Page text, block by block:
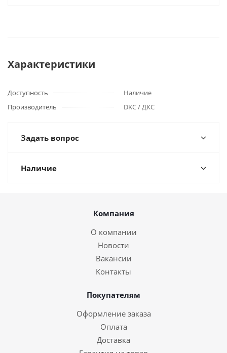
Характеристики
Доступность
Наличие
Производитель
DKC / ДКС
Задать вопрос
Наличие
Компания
О компании
Новости
Вакансии
Контакты
Покупателям
Оформление заказа
Оплата
Доставка